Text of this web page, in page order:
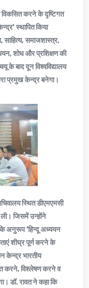
विकसित करने के दृष्टिगत
स्थापित किया
साहित्य, समाजशास्त्र,
शोध और प्रशिक्षण की
के बाद दून विश्वविद्यालय
प्रमुख केन्द्र बनेगा।
स्थित डीएमएमसी
ली। जिसमें उन्होंने
के अनुरूप ‘हिन्दू अध्ययन
शीघ्र पूर्ण करने के
केन्द्र भारतीय
करने, विश्लेषण करने व
डॉ. रावत ने कहा कि